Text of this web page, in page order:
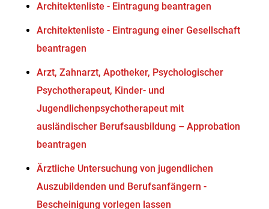
Architektenliste - Eintragung beantragen
Architektenliste - Eintragung einer Gesellschaft
beantragen
Arzt, Zahnarzt, Apotheker, Psychologischer
Psychotherapeut, Kinder- und
Jugendlichenpsychotherapeut mit
ausländischer Berufsausbildung – Approbation
beantragen
Ärztliche Untersuchung von jugendlichen
Auszubildenden und Berufsanfängern -
Bescheinigung vorlegen lassen